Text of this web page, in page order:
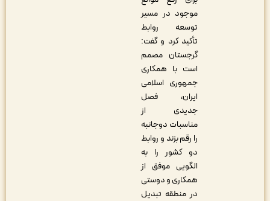
موجود در مسیر
توسعه روابط
تأکید کرد و گفت:
گرجستان مصمم
است با همکاری
جمهوری اسلامی
ایران، فصل
جدیدی از
مناسبات دوجانبه
را رقم بزند و روابط
دو کشور را به
الگویی موفق از
همکاری و دوستی
در منطقه تبدیل